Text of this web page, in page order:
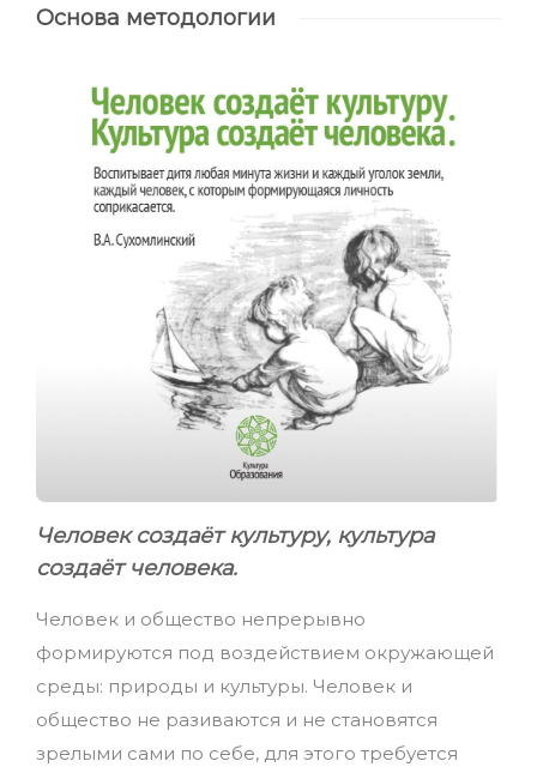
Основа методологии
Человек создаёт культуру, культура
создаёт человека.
Человек и общество непрерывно
формируются под воздействием окружающей
среды: природы и культуры. Человек и
общество не разиваются и не становятся
зрелыми сами по себе, для этого требуется